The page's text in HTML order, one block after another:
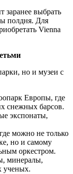
заранее выбрать
полдня. Для
Vienna
но и музеи с
Европы, где
снежных барсов.
экспонаты,
можно не только
но и самому
оркестром.
минералы,
ученых.